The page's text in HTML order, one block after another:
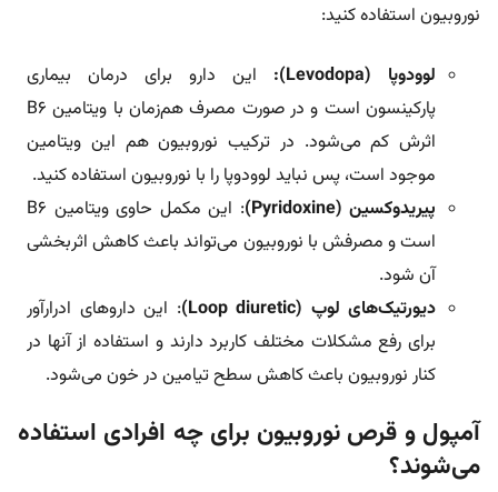
نوروبیون استفاده کنید:
لوودوپا (Levodopa):
این دارو برای درمان بیماری
پارکینسون است و در صورت مصرف هم‌زمان با ویتامین B6
اثرش کم می‌شود. در ترکیب نوروبیون هم این ویتامین
موجود است، پس نباید لوودوپا را با نوروبیون استفاده کنید.
پیریدوکسین (Pyridoxine)
: این مکمل حاوی ویتامین B6
است و مصرفش با نوروبیون می‌تواند باعث کاهش اثربخشی
آن شود.
دیورتیک‌های لوپ (Loop diuretic)
: این داروهای ادرارآور
برای رفع مشکلات مختلف کاربرد دارند و استفاده از آنها در
کنار نوروبیون باعث کاهش سطح تیامین در خون می‌شود.
آمپول و قرص نوروبیون برای چه افرادی استفاده
می‌شوند؟